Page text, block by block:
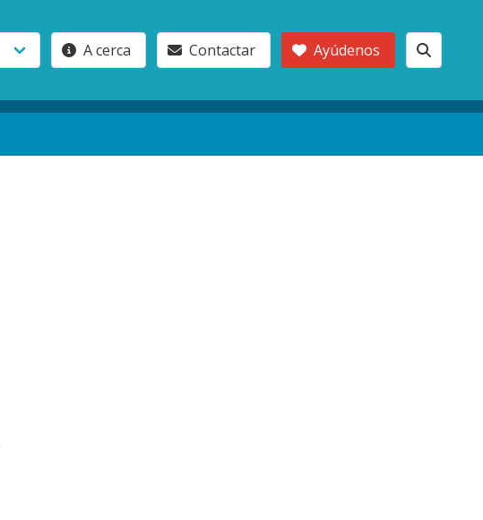
A cerca Contactar Ayúdenos